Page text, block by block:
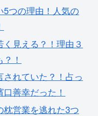
5つの理由！人気の
く見える？！理由３
！
れていた？！占っ
善幸だった！
枕営業を逃れた3つ